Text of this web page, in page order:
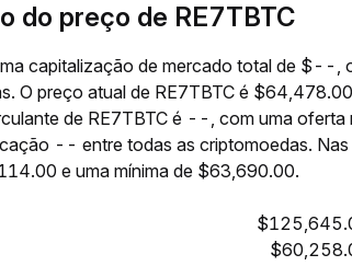
do preço de RE7TBTC
capitalização de mercado total de $--,
O preço atual de RE7TBTC é
de RE7TBTC é --, com uma
-- entre todas as criptomoedas.
e uma mínima de $63,690.00.